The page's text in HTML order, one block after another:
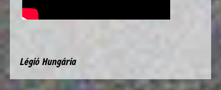
Légió Hungária